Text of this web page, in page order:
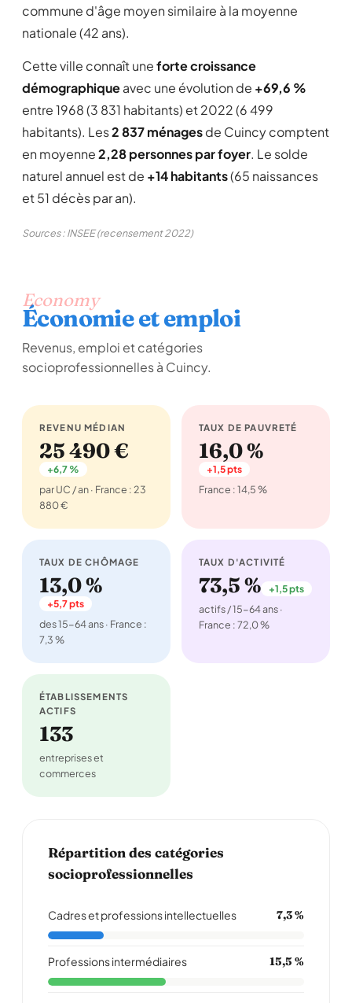
commune d'âge moyen similaire à la moyenne
nationale (42 ans).
Cette ville connaît uneforte croissance
démographiqueavec une évolution de +69,6 %
entre 1968 (3 831 habitants) et 2022 (6 499
habitants). Les2 837 ménagesde Cuincy comptent
en moyenne2,28 personnes par foyer. Le solde
naturel annuel est de +14 habitants(65 naissances
et 51 décès par an).
Sources : INSEE (recensement 2022)
Economy
Économie et emploi
Revenus, emploi et catégories
socioprofessionnelles à Cuincy.
REVENU MÉDIAN
25 490 €
+6,7 %
par UC / an · France : 23
880 €
TAUX DE PAUVRETÉ
16,0 %
+1,5 pts
France : 14,5 %
TAUX DE CHÔMAGE
13,0 %
+5,7 pts
des 15-64 ans · France :
7,3 %
TAUX D'ACTIVITÉ
73,5 % +1,5 pts
actifs / 15-64 ans ·
France : 72,0 %
ÉTABLISSEMENTS
ACTIFS
133
entreprises et
commerces
Répartition des catégories
socioprofessionnelles
Cadres et professions intellectuelles 7,3 %
Professions intermédiaires 15,5 %